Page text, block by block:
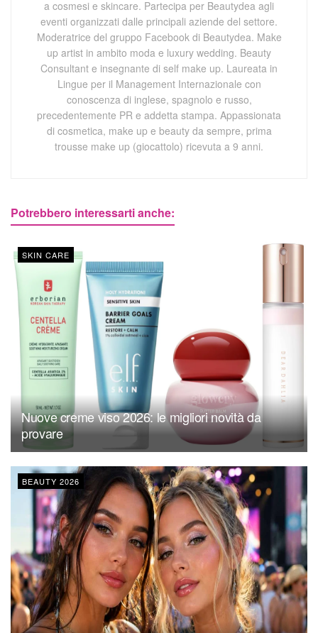
a cosmesi e skincare. Partecipa per Beautydea agli
eventi organizzati dalle principali aziende del settore.
Moderatrice del gruppo Facebook di Beautydea. Make
up artist in ambito moda e luxury wedding. Beauty
Consultant e insegnante di self make up. Laureata in
Lingue per il Management Internazionale con
conoscenza di inglese, spagnolo e russo,
precedentemente PR e addetta stampa. Appassionata
di cosmetica, make up e beauty da sempre, prima
trousse make up (giocattolo) ricevuta a 9 anni.
Potrebbero interessarti anche:
SKIN CARE
Nuove creme viso 2026: le migliori novità da
provare
BEAUTY 2026